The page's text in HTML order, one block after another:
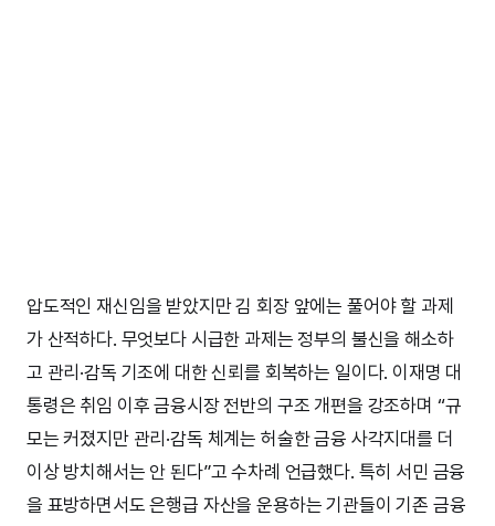
압도적인 재신임을 받았지만 김 회장 앞에는 풀어야 할 과제
가 산적하다. 무엇보다 시급한 과제는 정부의 불신을 해소하
고 관리·감독 기조에 대한 신뢰를 회복하는 일이다. 이재명 대
통령은 취임 이후 금융시장 전반의 구조 개편을 강조하며 “규
모는 커졌지만 관리·감독 체계는 허술한 금융 사각지대를 더
이상 방치해서는 안 된다”고 수차례 언급했다. 특히 서민 금융
을 표방하면서도 은행급 자산을 운용하는 기관들이 기존 금융